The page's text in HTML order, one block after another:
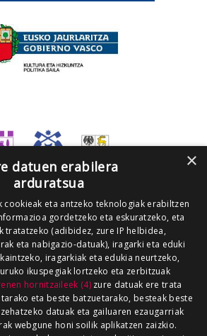
×
datuen erabilera
arduratsua
cookieak eta antzeko teknologiak erabiltzen
gordetzeko eta eskuratzeko, eta
tratatzeko (adibidez, zure IP helbidea,
eta nabigazio-datuak), iragarki eta eduki
iragarkiak eta edukia neurtzeko,
ikuspegiak lortzeko eta zerbitzuak
hornitzaileek (4)zure datuak ere trata
eta beste batzuetarako, besteak beste
datuak eta gailuaren ezaugarriak
webgune honi soilik aplikatzen zaizkio.